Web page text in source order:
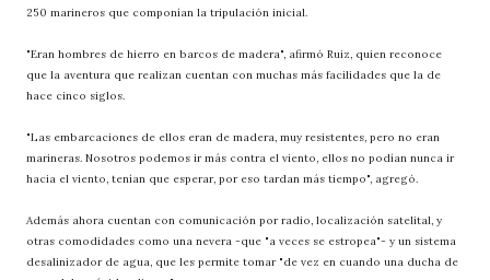
250 marineros que componían la tripulación inicial.
"Eran hombres de hierro en barcos de madera", afirmó Ruiz, quien reconoce
que la aventura que realizan cuentan con muchas más facilidades que la de
hace cinco siglos.
"Las embarcaciones de ellos eran de madera, muy resistentes, pero no eran
marineras. Nosotros podemos ir más contra el viento, ellos no podían nunca ir
hacia el viento, tenían que esperar, por eso tardan más tiempo", agregó.
Además ahora cuentan con comunicación por radio, localización satelital, y
otras comodidades como una nevera -que "a veces se estropea"- y un sistema
desalinizador de agua, que les permite tomar "de vez en cuando una ducha de